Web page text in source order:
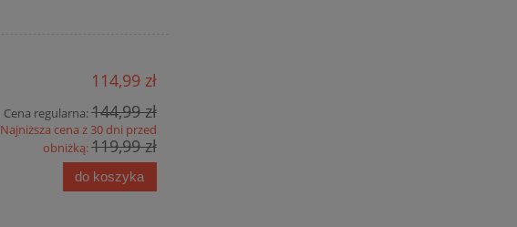
114,99 zł
Cena regularna:144,99 zł
Najniższa cena z 30 dni przed
obniżką:119,99 zł
do koszyka